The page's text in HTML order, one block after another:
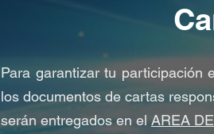
Para garantizar tu participación
los documentos de cartas
serán entregados en elAREA